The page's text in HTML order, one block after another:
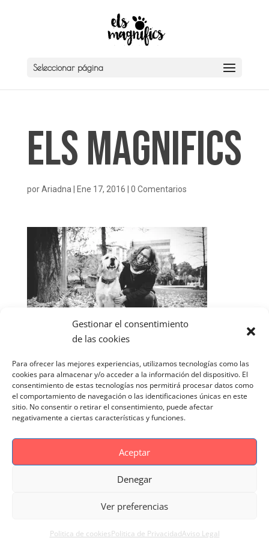
Gestionar el consentimiento
de las cookies
Para ofrecer las mejores experiencias, utilizamos tecnologías como las
cookies para almacenar y/o acceder a la información del dispositivo. El
consentimiento de estas tecnologías nos permitirá procesar datos como
el comportamiento de navegación o las identificaciones únicas en este
sitio. No consentir o retirar el consentimiento, puede afectar
negativamente a ciertas características y funciones.
Aceptar
Denegar
Ver preferencias
Politica de cookiesPolitica de PrivacidadAviso Legal
Seleccionar página
Els Magnifics
porAriadna Ene 17, 2016 0 Comentarios
Politica de Privacidad
Reportaje Magnific